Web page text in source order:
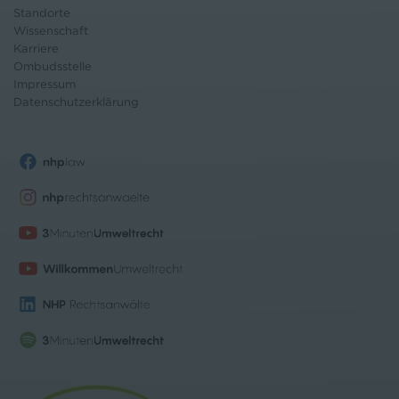
Standorte
Wissenschaft
Karriere
Ombudsstelle
Impressum
Datenschutzerklärung